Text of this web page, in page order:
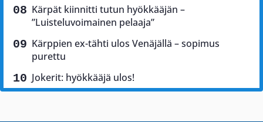
Kärpät kiinnitti tutun hyökkääjän –
”Luisteluvoimainen pelaaja”
Kärppien ex-tähti ulos Venäjällä – sopimus
purettu
Jokerit: hyökkääjä ulos!